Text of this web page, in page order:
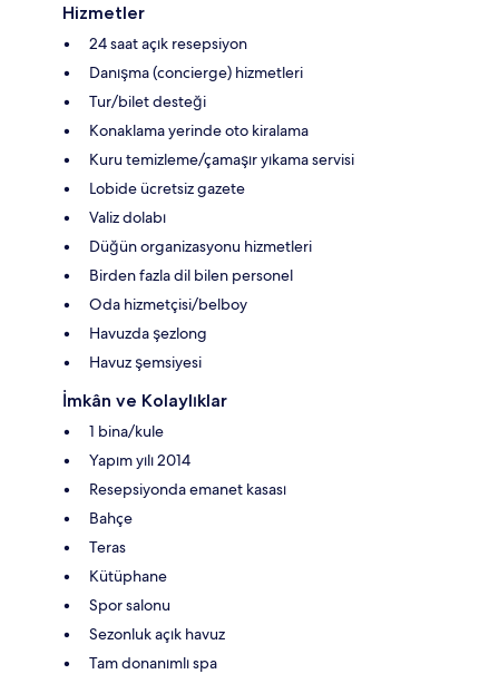
Hizmetler
24 saat açık resepsiyon
Danışma (concierge) hizmetleri
Tur/bilet desteği
Konaklama yerinde oto kiralama
Kuru temizleme/çamaşır yıkama servisi
Lobide ücretsiz gazete
Valiz dolabı
Düğün organizasyonu hizmetleri
Birden fazla dil bilen personel
Oda hizmetçisi/belboy
Havuzda şezlong
Havuz şemsiyesi
İmkân ve Kolaylıklar
1 bina/kule
Yapım yılı 2014
Resepsiyonda emanet kasası
Bahçe
Teras
Kütüphane
Spor salonu
Sezonluk açık havuz
Tam donanımlı spa